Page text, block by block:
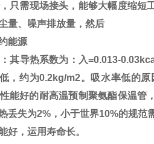
只需现场接头，能够大幅度缩
量、噪声排放量，然后
能源
其导热系数为：入=0.013-
，约为0.2kg/m2。吸水率低的
能好的耐高温预制聚氨酯保温
丢失为2%，小于世界10%的规范
，运用寿命长。